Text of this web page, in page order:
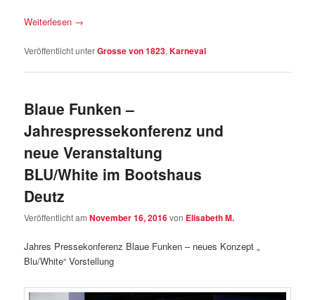
Weiterlesen →
Veröffentlicht unterGrosse von 1823,Karneval
Blaue Funken –
Jahrespressekonferenz und
neue Veranstaltung
BLU/White im Bootshaus
Deutz
Veröffentlicht amNovember 16, 2016von Elisabeth M.
Jahres Pressekonferenz Blaue Funken – neues Konzept „
Blu/White“ Vorstellung